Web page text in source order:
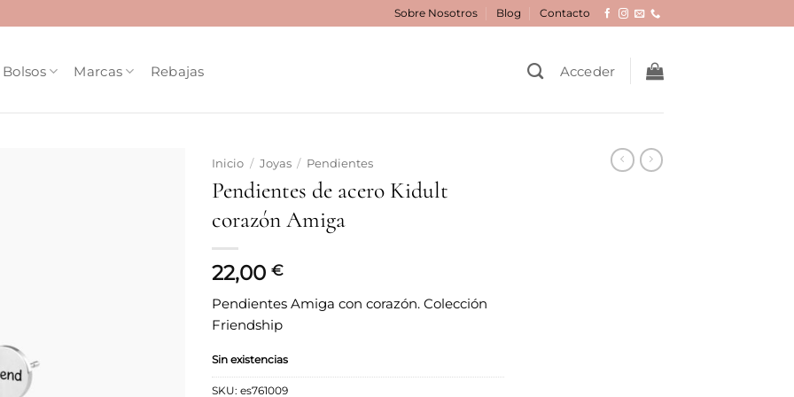
Sobre Nosotros Blog Contacto
Bolsos Marcas Rebajas Acceder
Inicio / Joyas / Pendientes
Pendientes de acero Kidult
corazón Amiga
22,00 €
Pendientes Amiga con corazón. Colección
Friendship
Sin existencias
SKU: es761009